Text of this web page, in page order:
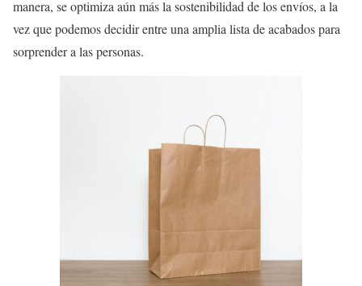
manera, se optimiza aún más la sostenibilidad de los envíos, a la
vez que podemos decidir entre una amplia lista de acabados para
sorprender a las personas.